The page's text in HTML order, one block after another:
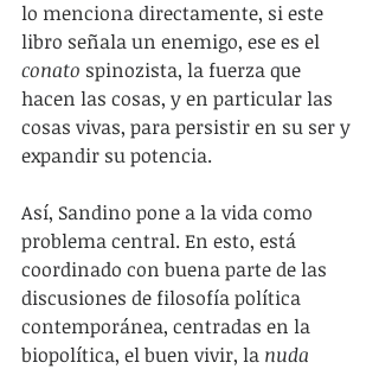
lo menciona directamente, si este
libro señala un enemigo, ese es el
conato spinozista, la fuerza que
hacen las cosas, y en particular las
cosas vivas, para persistir en su ser y
expandir su potencia.
Así, Sandino pone a la vida como
problema central. En esto, está
coordinado con buena parte de las
discusiones de filosofía política
contemporánea, centradas en la
biopolítica, el buen vivir, la nuda